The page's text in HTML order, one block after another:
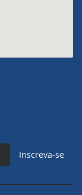
Inscreva-se